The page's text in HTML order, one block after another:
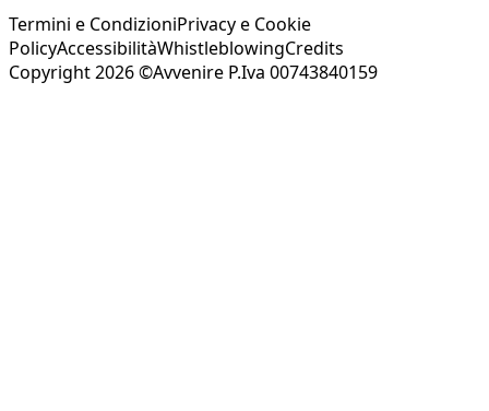
Termini e CondizioniPrivacy e Cookie
PolicyAccessibilitàWhistleblowingCredits
Copyright 2026 ©Avvenire P.Iva 00743840159